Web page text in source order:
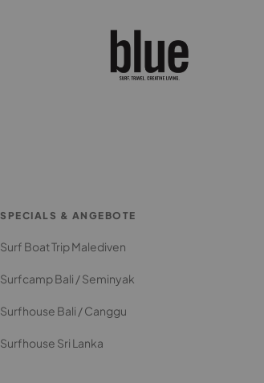
SPECIALS & ANGEBOTE
Surf Boat Trip Malediven
Surfcamp Bali / Seminyak
Surfhouse Bali / Canggu
Surfhouse Sri Lanka